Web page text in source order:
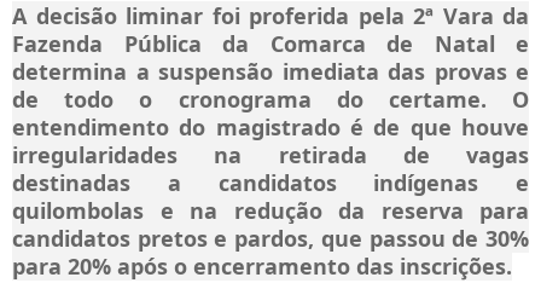
A decisão liminar foi proferida pela 2ª Vara da
Fazenda Pública da Comarca de Natal e
determina a suspensão imediata das provas e
de todo o cronograma do certame. O
entendimento do magistrado é de que houve
irregularidades na retirada de vagas
destinadas a candidatos indígenas e
quilombolas e na redução da reserva para
candidatos pretos e pardos, que passou de 30%
para 20% após o encerramento das inscrições.